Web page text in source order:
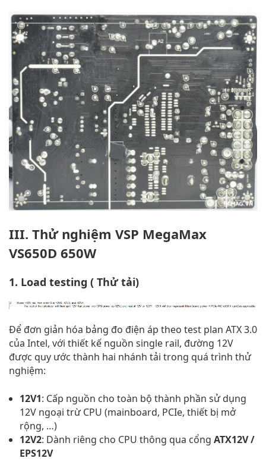
III. Thử nghiệm VSP MegaMax
VS650D 650W
1. Load testing ( Thử tải)
Để đơn giản hóa bảng đo điện áp theo test plan ATX 3.0
của Intel, với thiết kế nguồn single rail, đường 12V
được quy ước thành hai nhánh tải trong quá trình thử
nghiệm:
12V1: Cấp nguồn cho toàn bộ thành phần sử dụng
12V ngoại trừ CPU (mainboard, PCIe, thiết bị mở
rộng, …)
12V2: Dành riêng cho CPU thông qua cổng ATX12V /
EPS12V